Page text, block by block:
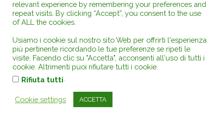
LIBRERIA ON LINE
relevant experience by remembering your preferences and
repeat visits. By clicking “Accept”, you consent to the use
of ALL the cookies.
Usiamo i cookie sul nostro sito Web per offrirti l'esperienza
più pertinente ricordando le tue preferenze se ripeti le
visite. Facendo clic su "Accetta", acconsenti all'uso di tutti i
cookie. Altrimenti puoi rifiutare tutti i cookie.
Rifiuta tutti
Cookie settings ACCETTA